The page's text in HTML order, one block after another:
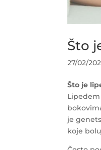
Što
27/02/
Što je
je
koje